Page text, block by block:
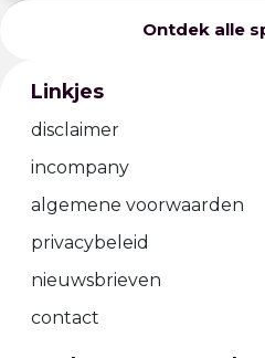
Ontdek alle
Linkjes
disclaimer
incompany
algemene voorwaarden
privacybeleid
nieuwsbrieven
contact